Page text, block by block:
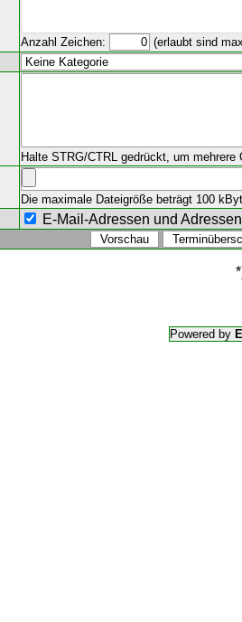
Anzahl Zeichen: (erlaubt sind
Halte STRG/CTRL gedrückt, um mehrere
Die maximale Dateigröße beträgt 100
E-Mail-Adressen und
Powered by